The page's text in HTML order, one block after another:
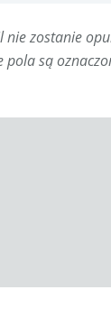
nie zostanie
pola są